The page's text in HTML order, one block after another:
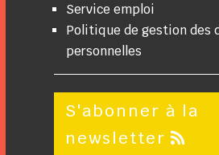
Service emploi
Politique de gestion des
personnelles
S'abonner à la
newsletter